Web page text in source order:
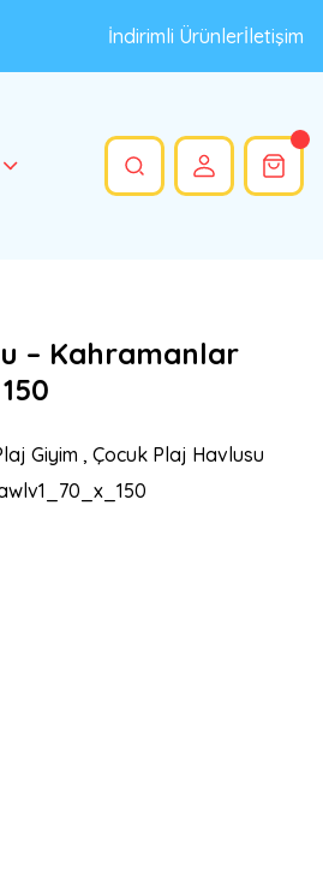
İndirimli Ürünlerİletişim
– Kahramanlar
Giyim , Çocuk Plaj Havlusu